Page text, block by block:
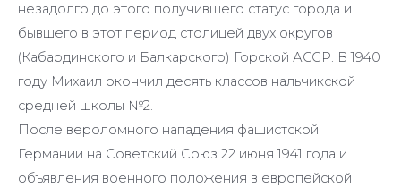
незадолго до этого получившего статус города и
бывшего в этот период столицей двух округов
(Кабардинского и Балкарского) Горской АССР. В 1940
году Михаил окончил десять классов нальчикской
средней школы №2.
После вероломного нападения фашистской
Германии на Советский Союз 22 июня 1941 года и
объявления военного положения в европейской